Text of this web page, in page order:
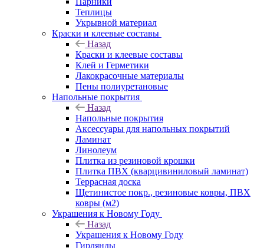
Теплицы
Укрывной материал
Краски и клеевые составы
Назад
Краски и клеевые составы
Клей и Герметики
Лакокрасочные материалы
Пены полиуретановые
Напольные покрытия
Назад
Напольные покрытия
Аксессуары для напольных покрытий
Ламинат
Линолеум
Плитка из резиновой крошки
Плитка ПВХ (кварцивиниловый ламинат)
Террасная доска
Щетинистое покр., резиновые ковры, ПВХ
ковры (м2)
Украшения к Новому Году
Назад
Украшения к Новому Году
Гирлянды